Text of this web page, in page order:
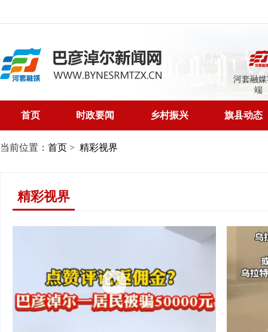
河套融
端
首页 时政要闻 乡村振兴 旗县动态
当前位置： 首页 > 精彩视界
精彩视界